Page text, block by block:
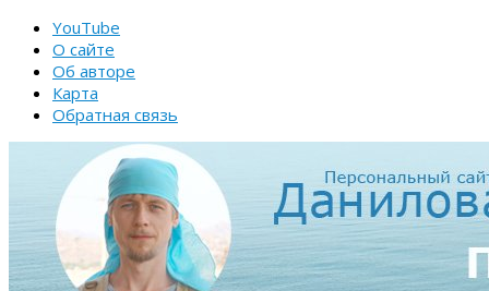
YouTube
О сайте
Об авторе
Карта
Обратная связь